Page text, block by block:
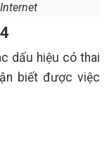
dấu hiệu có thai
biết được việc